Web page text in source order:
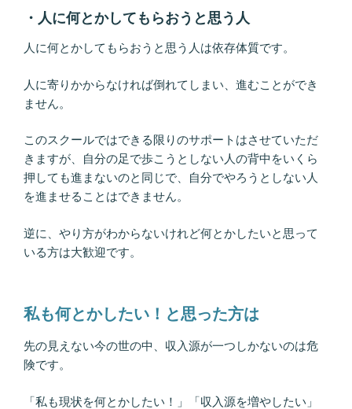
・人に何とかしてもらおうと思う人
人に何とかしてもらおうと思う人は依存体質です。
人に寄りかからなければ倒れてしまい、進むことができ
ません。
このスクールではできる限りのサポートはさせていただ
きますが、自分の足で歩こうとしない人の背中をいくら
押しても進まないのと同じで、自分でやろうとしない人
を進ませることはできません。
逆に、やり方がわからないけれど何とかしたいと思って
いる方は大歓迎です。
私も何とかしたい！と思った方は
先の見えない今の世の中、収入源が一つしかないのは危
険です。
「私も現状を何とかしたい！」「収入源を増やしたい」